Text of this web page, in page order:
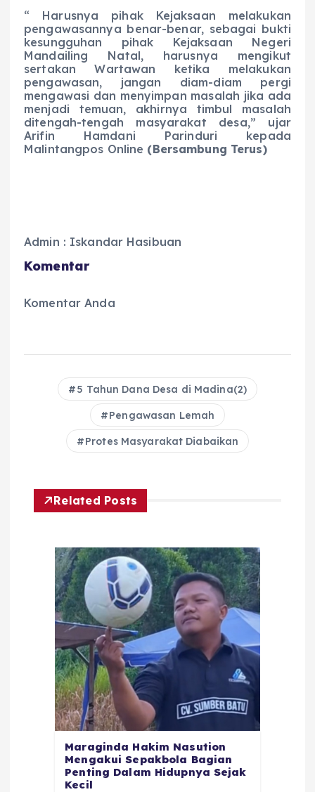
“ Harusnya pihak Kejaksaan melakukan
pengawasannya benar-benar, sebagai bukti
kesungguhan pihak Kejaksaan Negeri
Mandailing Natal, harusnya mengikut
sertakan Wartawan ketika melakukan
pengawasan, jangan diam-diam pergi
mengawasi dan menyimpan masalah jika ada
menjadi temuan, akhirnya timbul masalah
ditengah-tengah masyarakat desa,” ujar
Arifin Hamdani Parinduri kepada
Malintangpos Online (Bersambung Terus)
Admin : Iskandar Hasibuan
Komentar
Komentar Anda
5 Tahun Dana Desa di Madina(2)
Pengawasan Lemah
Protes Masyarakat Diabaikan
Related Posts
Maraginda Hakim Nasution
Mengakui Sepakbola Bagian
Penting Dalam Hidupnya Sejak
Kecil